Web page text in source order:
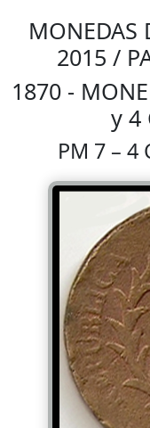
MONEDAS
2015 /
1870 -
y 4
PM 7 – 4